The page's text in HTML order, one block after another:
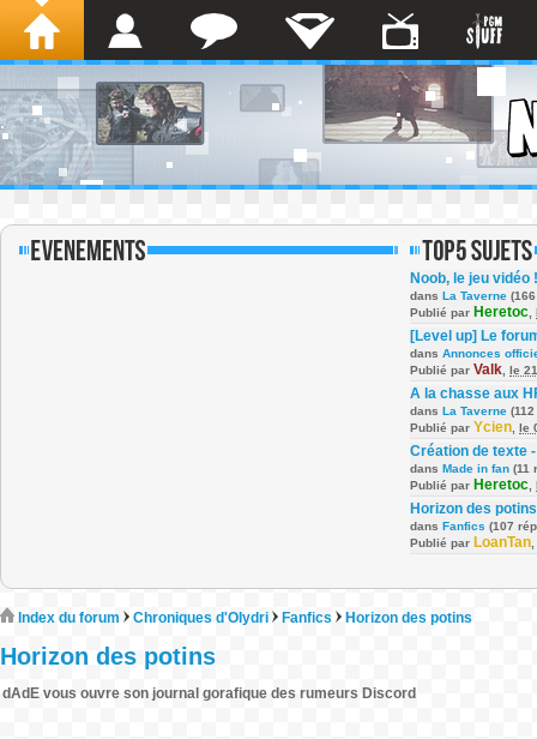
Noob, le jeu vidéo !
dans La Taverne
Publié par Heretoc
[Level up] Le
dans Annonces
Publié par Valk le
A la chasse aux
dans La Taverne
Publié par Ycien le
Création de texte
dans Made in fan (11
Publié par Heretoc
Horizon des potins
dans Fanfics (107
Publié par LoanTan
Index du forum Chroniques d'Olydri Fanfics Horizon des potins
Horizon des potins
dAdE vous ouvre son journal gorafique des rumeurs Discord